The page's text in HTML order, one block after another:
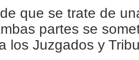
que se trate de
partes se
los Juzgados y